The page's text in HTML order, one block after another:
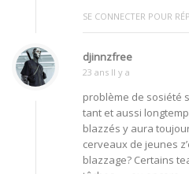
SE CONNECTER POUR
djinnzfree
23 ans Il y a
problème de sosiété
tant et aussi
blazzés y aura
cerveaux de jeunes
blazzage? Certains